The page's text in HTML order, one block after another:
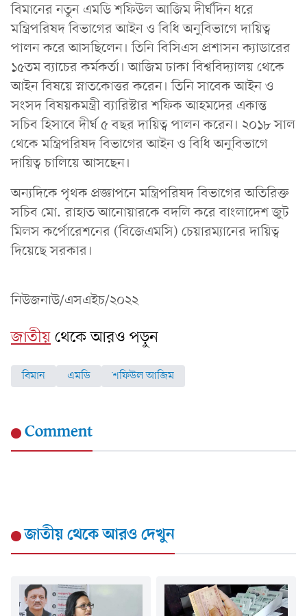
বিমানের নতুন এমডি শফিউল আজিম দীর্ঘদিন ধরে
মন্ত্রিপরিষদ বিভাগের আইন ও বিধি অনুবিভাগে দায়িত্ব
পালন করে আসছিলেন। তিনি বিসিএস প্রশাসন ক্যাডারের
১৫তম ব্যাচের কর্মকর্তা। আজিম ঢাকা বিশ্ববিদ্যালয় থেকে
আইন বিষয়ে স্নাতকোত্তর করেন। তিনি সাবেক আইন ও
সংসদ বিষয়কমন্ত্রী ব্যারিস্টার শফিক আহমদের একান্ত
সচিব হিসাবে দীর্ঘ ৫ বছর দায়িত্ব পালন করেন। ২০১৮ সাল
থেকে মন্ত্রিপরিষদ বিভাগের আইন ও বিধি অনুবিভাগে
দায়িত্ব চালিয়ে আসছেন।
অন্যদিকে পৃথক প্রজ্ঞাপনে মন্ত্রিপরিষদ বিভাগের অতিরিক্ত
সচিব মো. রাহাত আনোয়ারকে বদলি করে বাংলাদেশ জুট
মিলস কর্পোরেশনের (বিজেএমসি) চেয়ারম্যানের দায়িত্ব
দিয়েছে সরকার।
নিউজনাউ/এসএইচ/২০২২
জাতীয়থেকে আরও পড়ুন
বিমান এমডি শফিউল আজিম
Comment
জাতীয়থেকে আরও দেখুন